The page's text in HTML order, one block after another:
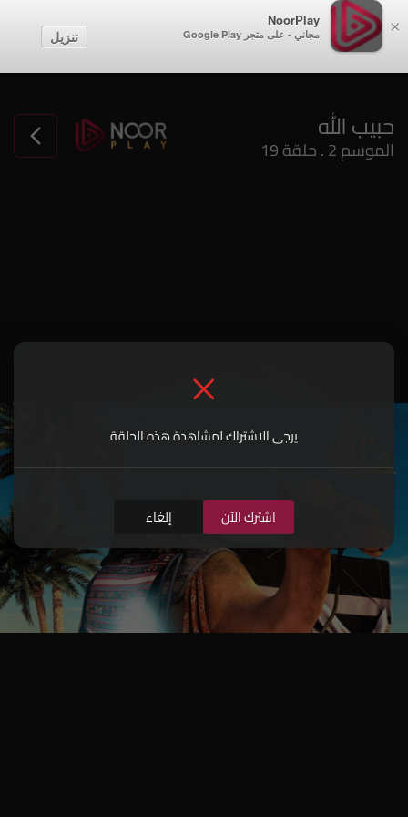
×
NoorPlay
مجاني - على متجر Google Play تنزيل
الموسم 2 . حلقة 19
يرجى الاشتراك لمشاهدة هذه الحلقة
اشترك الآن إلغاء